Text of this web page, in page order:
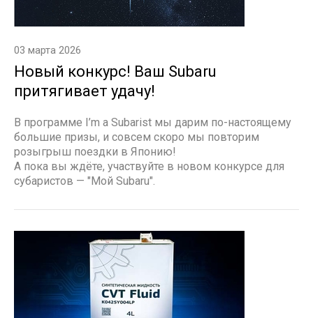
03 марта 2026
Новый конкурс! Ваш Subaru
притягивает удачу!
В программе I’m a Subarist мы дарим по-настоящему
большие призы, и совсем скоро мы повторим
розыгрыш поездки в Японию!
А пока вы ждёте, участвуйте в новом конкурсе для
субаристов — "Мой Subaru".